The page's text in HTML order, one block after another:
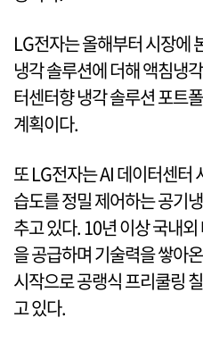
LG전자는 올해부터 시장에
냉각 솔루션에 더해 액침냉
터센터향 냉각 솔루션 포트
계획이다.
또 LG전자는 AI 데이터센터
습도를 정밀 제어하는 공기
추고 있다. 10년 이상 국내
을 공급하며 기술력을 쌓아
시작으로 공랭식 프리쿨링
고 있다.